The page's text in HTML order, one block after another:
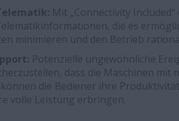
Mit „Connectivity
die es
minimieren und den Betrieb
Potenzielle ungewöhnliche
dass die Maschinen
die Bediener ihre
volle Leistung erbringen.